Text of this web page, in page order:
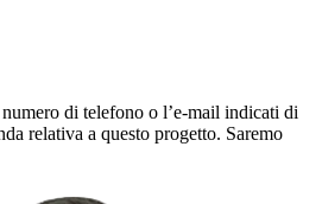
di telefono o l’e-mail indicati di
relativa a questo progetto. Saremo